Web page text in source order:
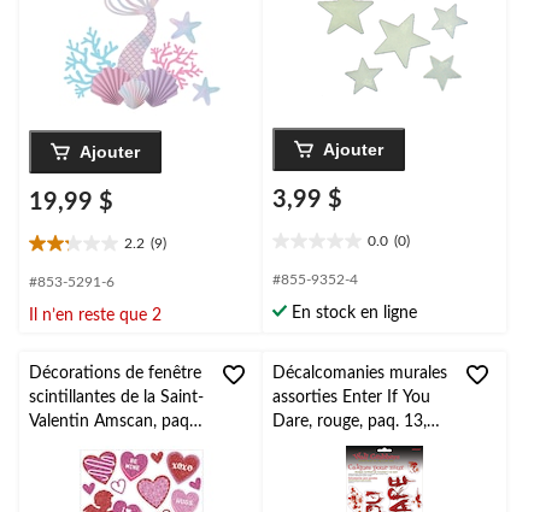
Ajouter
19,99 $
2.2 (9)
2.2
étoile(s)
5.
évaluations
#853-5291-6
Il n’en reste que 2
Ajouter
3,99 $
0.0 (0)
étoile(s)
5.
#855-9352-4
En stock en ligne
Décorations de fenêtre
scintillantes de la Saint-
Valentin Amscan, paq.
Décalcomanies murales
assorties Enter If You
Dare, rouge, paq. 13,
décorations d'intérieur
pour l'Halloween